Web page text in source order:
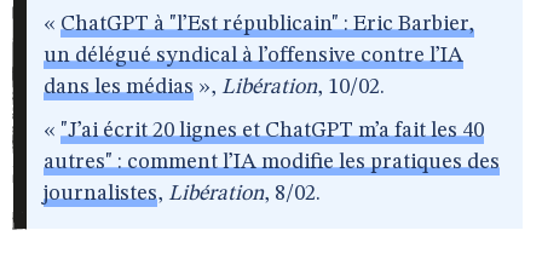
« ChatGPT à "l’Est républicain" : Eric Barbier,
un délégué syndical à l’offensive contre l’IA
dans les médias », Libération, 10/02.
« "J’ai écrit 20 lignes et ChatGPT m’a fait les 40
autres" : comment l’IA modifie les pratiques des
journalistes, Libération, 8/02.